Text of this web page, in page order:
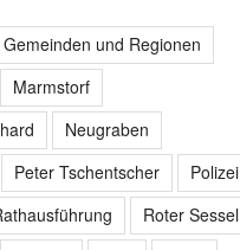
und Regionen
Marmstorf
Neugraben
Peter Tschentscher
Polizei
Roter Sessel